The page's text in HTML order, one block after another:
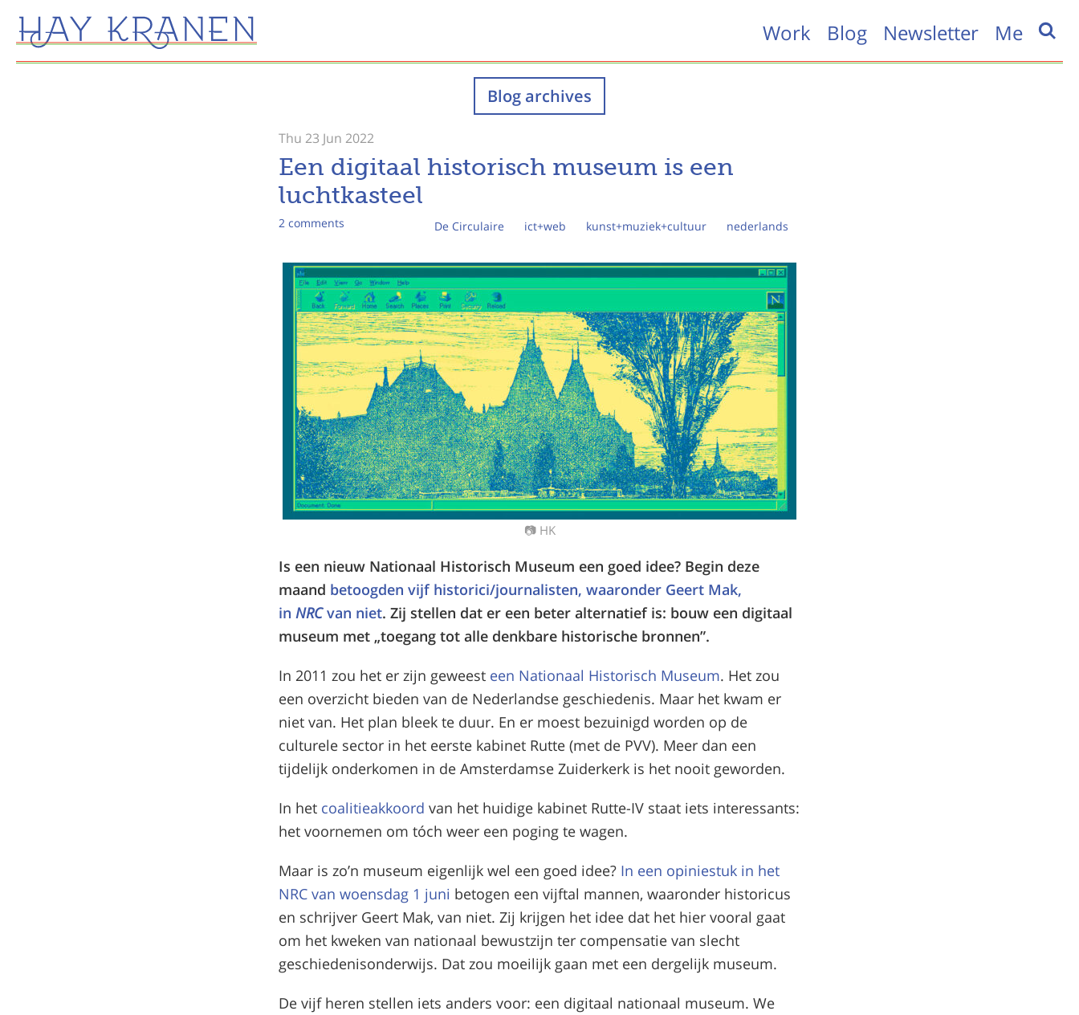
Work Blog Newsletter Me
Blog archives
Thu 23 Jun 2022
Een digitaal historisch museum is een
luchtkasteel
2 comments De Circulaire ict+web kunst+muziek+cultuur nederlands
📷 HK
Is een nieuw Nationaal Historisch Museum een goed idee? Begin deze
maand betoogden vijf historici/journalisten, waaronder Geert Mak,
in NRCvan niet. Zij stellen dat er een beter alternatief is: bouw een digitaal
museum met „toegang tot alle denkbare historische bronnen”.
In 2011 zou het er zijn geweest een Nationaal Historisch Museum. Het zou
een overzicht bieden van de Nederlandse geschiedenis. Maar het kwam er
niet van. Het plan bleek te duur. En er moest bezuinigd worden op de
culturele sector in het eerste kabinet Rutte (met de PVV). Meer dan een
tijdelijk onderkomen in de Amsterdamse Zuiderkerk is het nooit geworden.
In het coalitieakkoord van het huidige kabinet Rutte-IV staat iets interessants:
het voornemen om tóch weer een poging te wagen.
Maar is zo’n museum eigenlijk wel een goed idee? In een opiniestuk in het
NRC van woensdag 1 juni betogen een vijftal mannen, waaronder historicus
en schrijver Geert Mak, van niet. Zij krijgen het idee dat het hier vooral gaat
om het kweken van nationaal bewustzijn ter compensatie van slecht
geschiedenisonderwijs. Dat zou moeilijk gaan met een dergelijk museum.
De vijf heren stellen iets anders voor: een digitaal nationaal museum. We